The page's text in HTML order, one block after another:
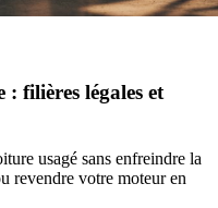
filières légales et
usagé sans enfreindre la
revendre votre moteur en